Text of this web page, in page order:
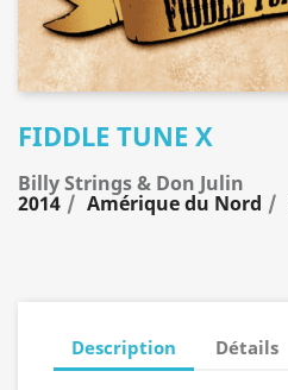
FIDDLE TUNE X
Billy Strings & Don Julin
2014 Amérique du Nord
Description Détails